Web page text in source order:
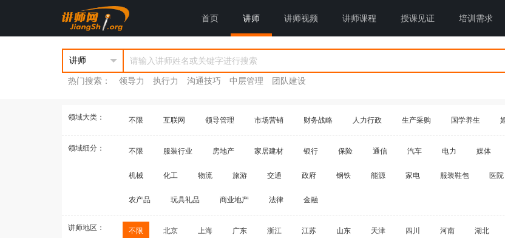
首页 讲师 讲师视频 讲师课程 授课见证 培训需求
热门搜索：
领导力 执行力 沟通技巧 中层管理 团队建设
领域大类： 不限 互联网 领导管理 市场营销 财务战略 人力行政 生产采购 国学养生
领域细分： 不限 服装行业 房地产 家居建材 银行 保险 通信 汽车 电力 媒体
机械 化工 物流 旅游 交通 政府 钢铁 能源 家电 服装鞋包 医院
农产品 玩具礼品 商业地产 法律 金融
讲师地区： 不限 北京 上海 广东 浙江 江苏 山东 天津 四川 河南 湖北